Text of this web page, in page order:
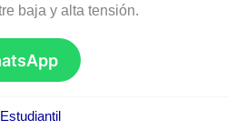
baja y alta tensión.